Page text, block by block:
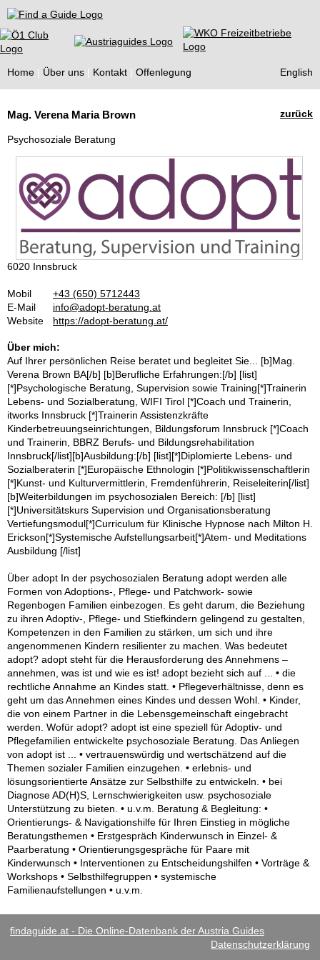
Find a Guide
Home Über uns Kontakt Offenlegung English
Guides
zurück
Mag. Verena Maria Brown
Psychosoziale Beratung
6020 Innsbruck
Mobil
+43 (650) 5712443
E-Mail
info@adopt-beratung.at
Website
https://adopt-beratung.at/
Über mich:
Auf Ihrer persönlichen Reise beratet und begleitet Sie... [b]Mag.
Verena Brown BA[/b] [b]Berufliche Erfahrungen:[/b] [list]
[*]Psychologische Beratung, Supervision sowie Training[*]Trainerin
Lebens- und Sozialberatung, WIFI Tirol [*]Coach und Trainerin,
itworks Innsbruck [*]Trainerin Assistenzkräfte
Kinderbetreuungseinrichtungen, Bildungsforum Innsbruck [*]Coach
und Trainerin, BBRZ Berufs- und Bildungsrehabilitation
Innsbruck[/list][b]Ausbildung:[/b] [list][*]Diplomierte Lebens- und
Sozialberaterin [*]Europäische Ethnologin [*]Politikwissenschaftlerin
[*]Kunst- und Kulturvermittlerin, Fremdenführerin, Reiseleiterin[/list]
[b]Weiterbildungen im psychosozialen Bereich: [/b] [list]
[*]Universitätskurs Supervision und Organisationsberatung
Vertiefungsmodul[*]Curriculum für Klinische Hypnose nach Milton H.
Erickson[*]Systemische Aufstellungsarbeit[*]Atem- und Meditations
Ausbildung [/list]
Über adopt In der psychosozialen Beratung adopt werden alle
Formen von Adoptions-, Pflege- und Patchwork- sowie
Regenbogen Familien einbezogen. Es geht darum, die Beziehung
zu ihren Adoptiv-, Pflege- und Stiefkindern gelingend zu gestalten,
Kompetenzen in den Familien zu stärken, um sich und ihre
angenommenen Kindern resilienter zu machen. Was bedeutet
adopt? adopt steht für die Herausforderung des Annehmens –
annehmen, was ist und wie es ist! adopt bezieht sich auf ... • die
rechtliche Annahme an Kindes statt. • Pflegeverhältnisse, denn es
geht um das Annehmen eines Kindes und dessen Wohl. • Kinder,
die von einem Partner in die Lebensgemeinschaft eingebracht
werden. Wofür adopt? adopt ist eine speziell für Adoptiv- und
Pflegefamilien entwickelte psychosoziale Beratung. Das Anliegen
von adopt ist ... • vertrauenswürdig und wertschätzend auf die
Themen sozialer Familien einzugehen. • erlebnis- und
lösungsorientierte Ansätze zur Selbsthilfe zu entwickeln. • bei
Diagnose AD(H)S, Lernschwierigkeiten usw. psychosoziale
Unterstützung zu bieten. • u.v.m. Beratung & Begleitung: •
Orientierungs- & Navigationshilfe für Ihren Einstieg in mögliche
Beratungsthemen • Erstgespräch Kinderwunsch in Einzel- &
Paarberatung • Orientierungsgespräche für Paare mit
Kinderwunsch • Interventionen zu Entscheidungshilfen • Vorträge &
Workshops • Selbsthilfegruppen • systemische
Familienaufstellungen • u.v.m.
findaguide.at - Die Online-Datenbank der Austria Guides
Datenschutzerklärung